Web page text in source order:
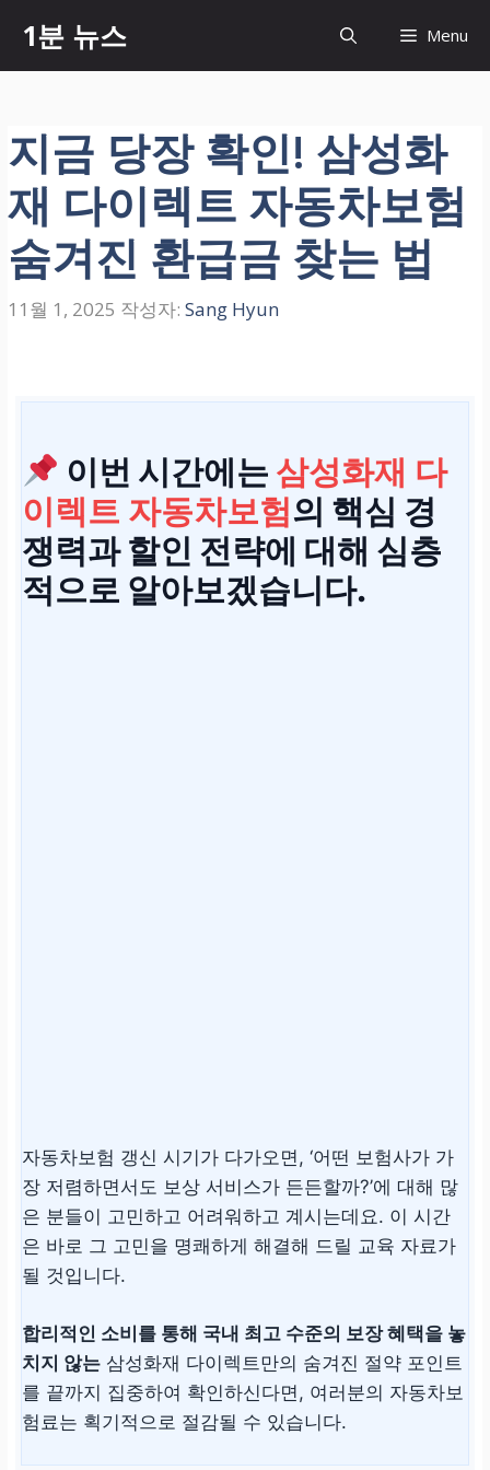
츠
너
기
1분 뉴스 Menu
지금 당장 확인! 삼성화
재 다이렉트 자동차보험
숨겨진 환급금 찾는 법
11월 1, 2025 작성자: Sang Hyun
이번 시간에는 삼성화재 다
이렉트 자동차보험의 핵심 경
쟁력과 할인 전략에 대해 심층
적으로 알아보겠습니다.
자동차보험 갱신 시기가 다가오면, ‘어떤 보험사가 가
장 저렴하면서도 보상 서비스가 든든할까?’에 대해 많
은 분들이 고민하고 어려워하고 계시는데요. 이 시간
은 바로 그 고민을 명쾌하게 해결해 드릴 교육 자료가
될 것입니다.
합리적인 소비를 통해 국내 최고 수준의 보장 혜택을 놓
치지 않는 삼성화재 다이렉트 만의 숨겨진 절약 포인트
를 끝까지 집중하여 확인하신다면, 여러분의 자동차보
험료는 획기적으로 절감될 수 있습니다.